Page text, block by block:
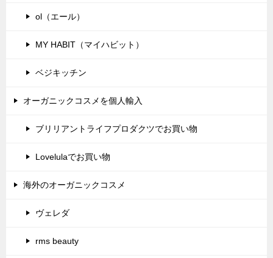
ol（エール）
MY HABIT（マイハビット）
ベジキッチン
オーガニックコスメを個人輸入
ブリリアントライフプロダクツでお買い物
Lovelulaでお買い物
海外のオーガニックコスメ
ヴェレダ
rms beauty